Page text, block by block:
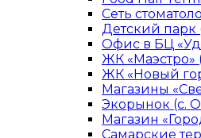
Сеть
Детский парк
Офис в БЦ
ЖК «Маэстро»
ЖК «Новый
Магазины
Экорынок (с.
Магазин
Самарские